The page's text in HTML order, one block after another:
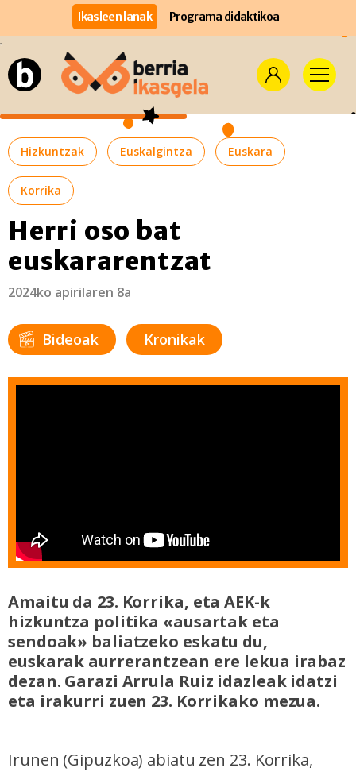
Ikasleen lanak Programa didaktikoa
Hizkuntzak Euskalgintza Euskara
Korrika
Herri oso bat
euskararentzat
2024ko apirilaren 8a
Bideoak Kronikak
Amaitu da 23. Korrika, eta AEK-k
hizkuntza politika «ausartak eta
sendoak» baliatzeko eskatu du,
euskarak aurrerantzean ere lekua irabaz
dezan. Garazi Arrula Ruiz idazleak idatzi
eta irakurri zuen 23. Korrikako mezua.
Irunen (Gipuzkoa) abiatu zen 23. Korrika,